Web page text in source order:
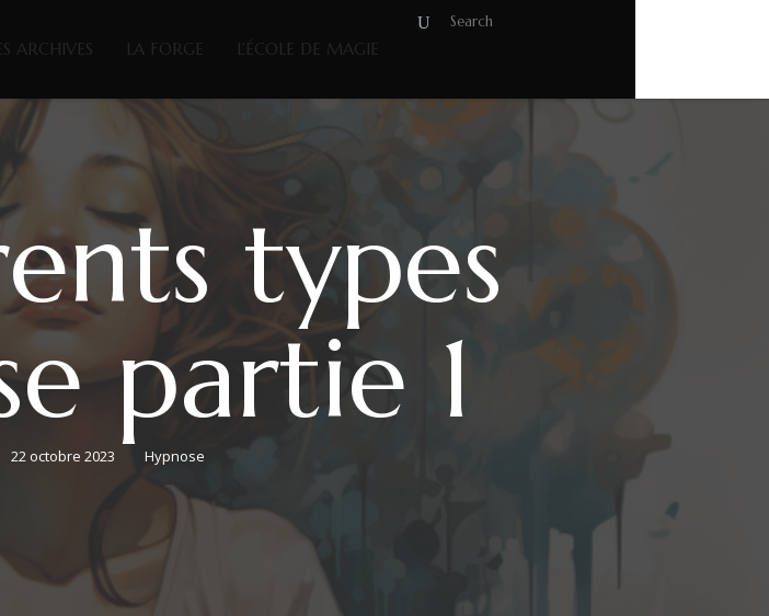
ARCHIVES LA FORGE L’ÉCOLE DE MAGIE
types
partie 1
22 octobre 2023 Hypnose